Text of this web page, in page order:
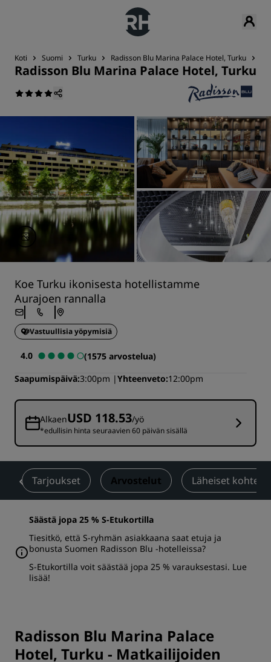
Koti Suomi Turku Radisson Blu Marina Palace Hotel, Turku
Radisson Blu Marina Palace Hotel, Turku
Koe Turku ikonisesta hotellistamme
Aurajoen rannalla
Vastuullisia yöpymisiä
4.0
(1575 arvostelua)
Saapumispäivä 3:00pm Yhteenveto 12:00pm
AlkaenUSD 118.53/yö
*edullisin hinta seuraavien 60 päivän sisällä
Tarjoukset Arvostelut Läheiset kohteet
Säästä jopa 25 % S-Etukortilla
Tiesitkö, että S-ryhmän asiakkaana saat etuja ja
bonusta Suomen Radisson Blu -hotelleissa?
S-Etukortilla voit säästää jopa 25 % varauksestasi. Lue
lisää!
Radisson Blu Marina Palace
Hotel, Turku - Matkailijoiden